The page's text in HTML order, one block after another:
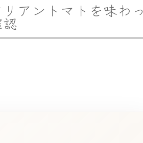
アントマトを味わっ